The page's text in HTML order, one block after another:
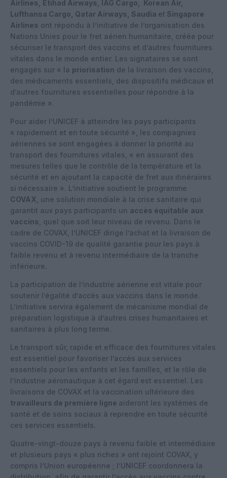
Airlines, Etihad Airways, IAG Cargo, Korean Air,
Lufthansa Cargo, Qatar Airways, Saudia et Singapore
Airlines ont répondu à l’initiative de l’organisation des
Nations Unies pour le fret aérien humanitaire, créée pour
sécuriser le transport des vaccins et d’autres fournitures
vitales dans le monde entier. Les signataires se sont
engagés sur « la priorisation de la livraison des vaccins,
des médicaments essentiels, des dispositifs médicaux et
d’autres fournitures essentielles pour répondre à la
pandémie ».
Pour aider l’UNICEF à atteindre les pays participants
« rapidement et en toute sécurité », les compagnies
aériennes se sont engagées à donner la priorité au
transport des fournitures vitales, « en assurant des
mesures telles que le contrôle de la température et la
sécurité et en ajoutant la capacité de fret aux itinéraires
si nécessaire ». L’initiative soutient le programme
COVAX , une solution mondiale à la crise sanitaire qui
garantit aux pays participants un accès équitable aux
vaccins , quel que soit leur niveau de revenu. Dans le
cadre de COVAX, l’UNICEF dirige l’achat et la livraison de
vaccins COVID-19 de qualité garantie pour les pays à
faible revenu et à revenu intermédiaire de la tranche
inférieure.
La participation de l’industrie aérienne est vitale pour
soutenir l’égalité d’accès aux vaccins dans le monde.
L’initiative servira également de mécanisme mondial de
préparation logistique à d’autres crises humanitaires et
sanitaires à plus long terme.
Le transport sûr, rapide et efficace des fournitures vitales
est essentiel pour favoriser l’accès aux services
essentiels pour les enfants et les familles, et le rôle de
l’industrie aéronautique à cet égard est essentiel. Les
livraisons de COVAX et la vaccination ultérieure des
travailleurs de première ligne aideront les systèmes de
santé et de soins sociaux à reprendre en toute sécurité
ces services essentiels.
Quatre-vingt-douze pays à revenu faible et intermédiaire
et plusieurs pays « plus riches » ont rejoint COVAX, y
compris l’Union européenne ; l’UNICEF coordonnera la